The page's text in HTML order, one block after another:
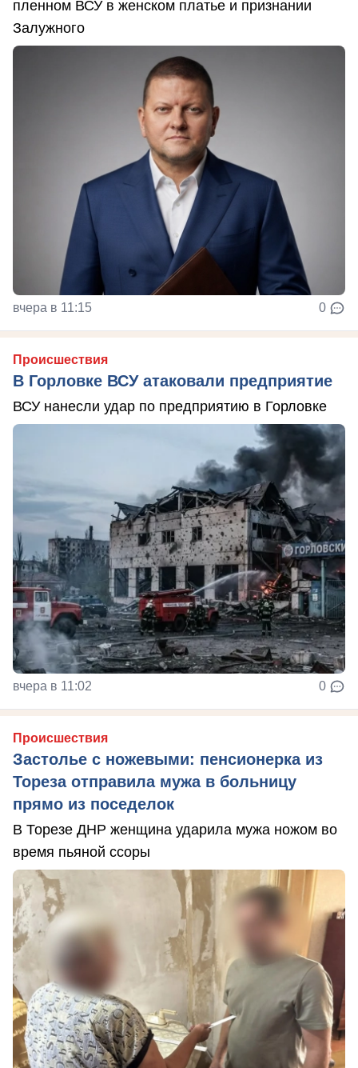
пленном ВСУ в женском платье и признании
Залужного
вчера в 11:15 0
Происшествия
В Горловке ВСУ атаковали предприятие
ВСУ нанесли удар по предприятию в Горловке
вчера в 11:02 0
Происшествия
Застолье с ножевыми: пенсионерка из
Тореза отправила мужа в больницу
прямо из поседелок
В Торезе ДНР женщина ударила мужа ножом во
время пьяной ссоры